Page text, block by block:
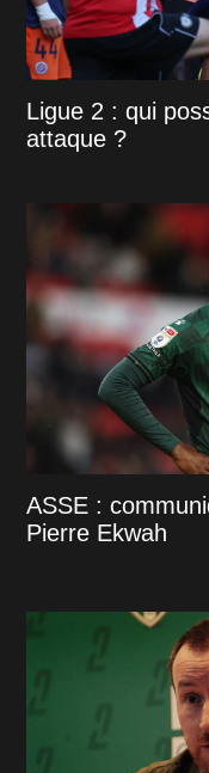
Ligue 2 : qui
attaque ?
ASSE :
Pierre Ekwah